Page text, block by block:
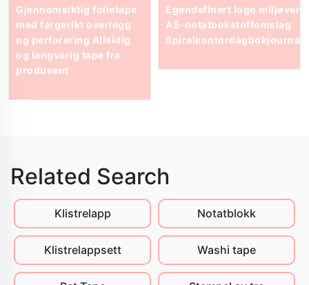
Gjennomsiktig folietape
med fargerikt overlegg
og perforering Allsidig
og langvarig tape fra
produsent
Egendefinert logo
A5-notatbokstoffomslag
Related Search
Klistrelapp Notatblokk
Klistrelappsett Washi tape